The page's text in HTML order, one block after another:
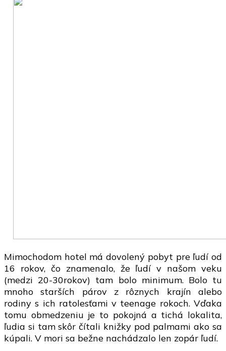
Mimochodom hotel má dovolený pobyt pre ľudí od
16 rokov, čo znamenalo, že ľudí v našom veku
(medzi 20-30rokov) tam bolo minimum. Bolo tu
mnoho starších párov z rôznych krajín alebo
rodiny s ich ratolesťami v teenage rokoch. Vďaka
tomu obmedzeniu je to pokojná a tichá lokalita,
ľudia si tam skôr čítali knižky pod palmami ako sa
kúpali. V mori sa bežne nachádzalo len zopár ľudí.